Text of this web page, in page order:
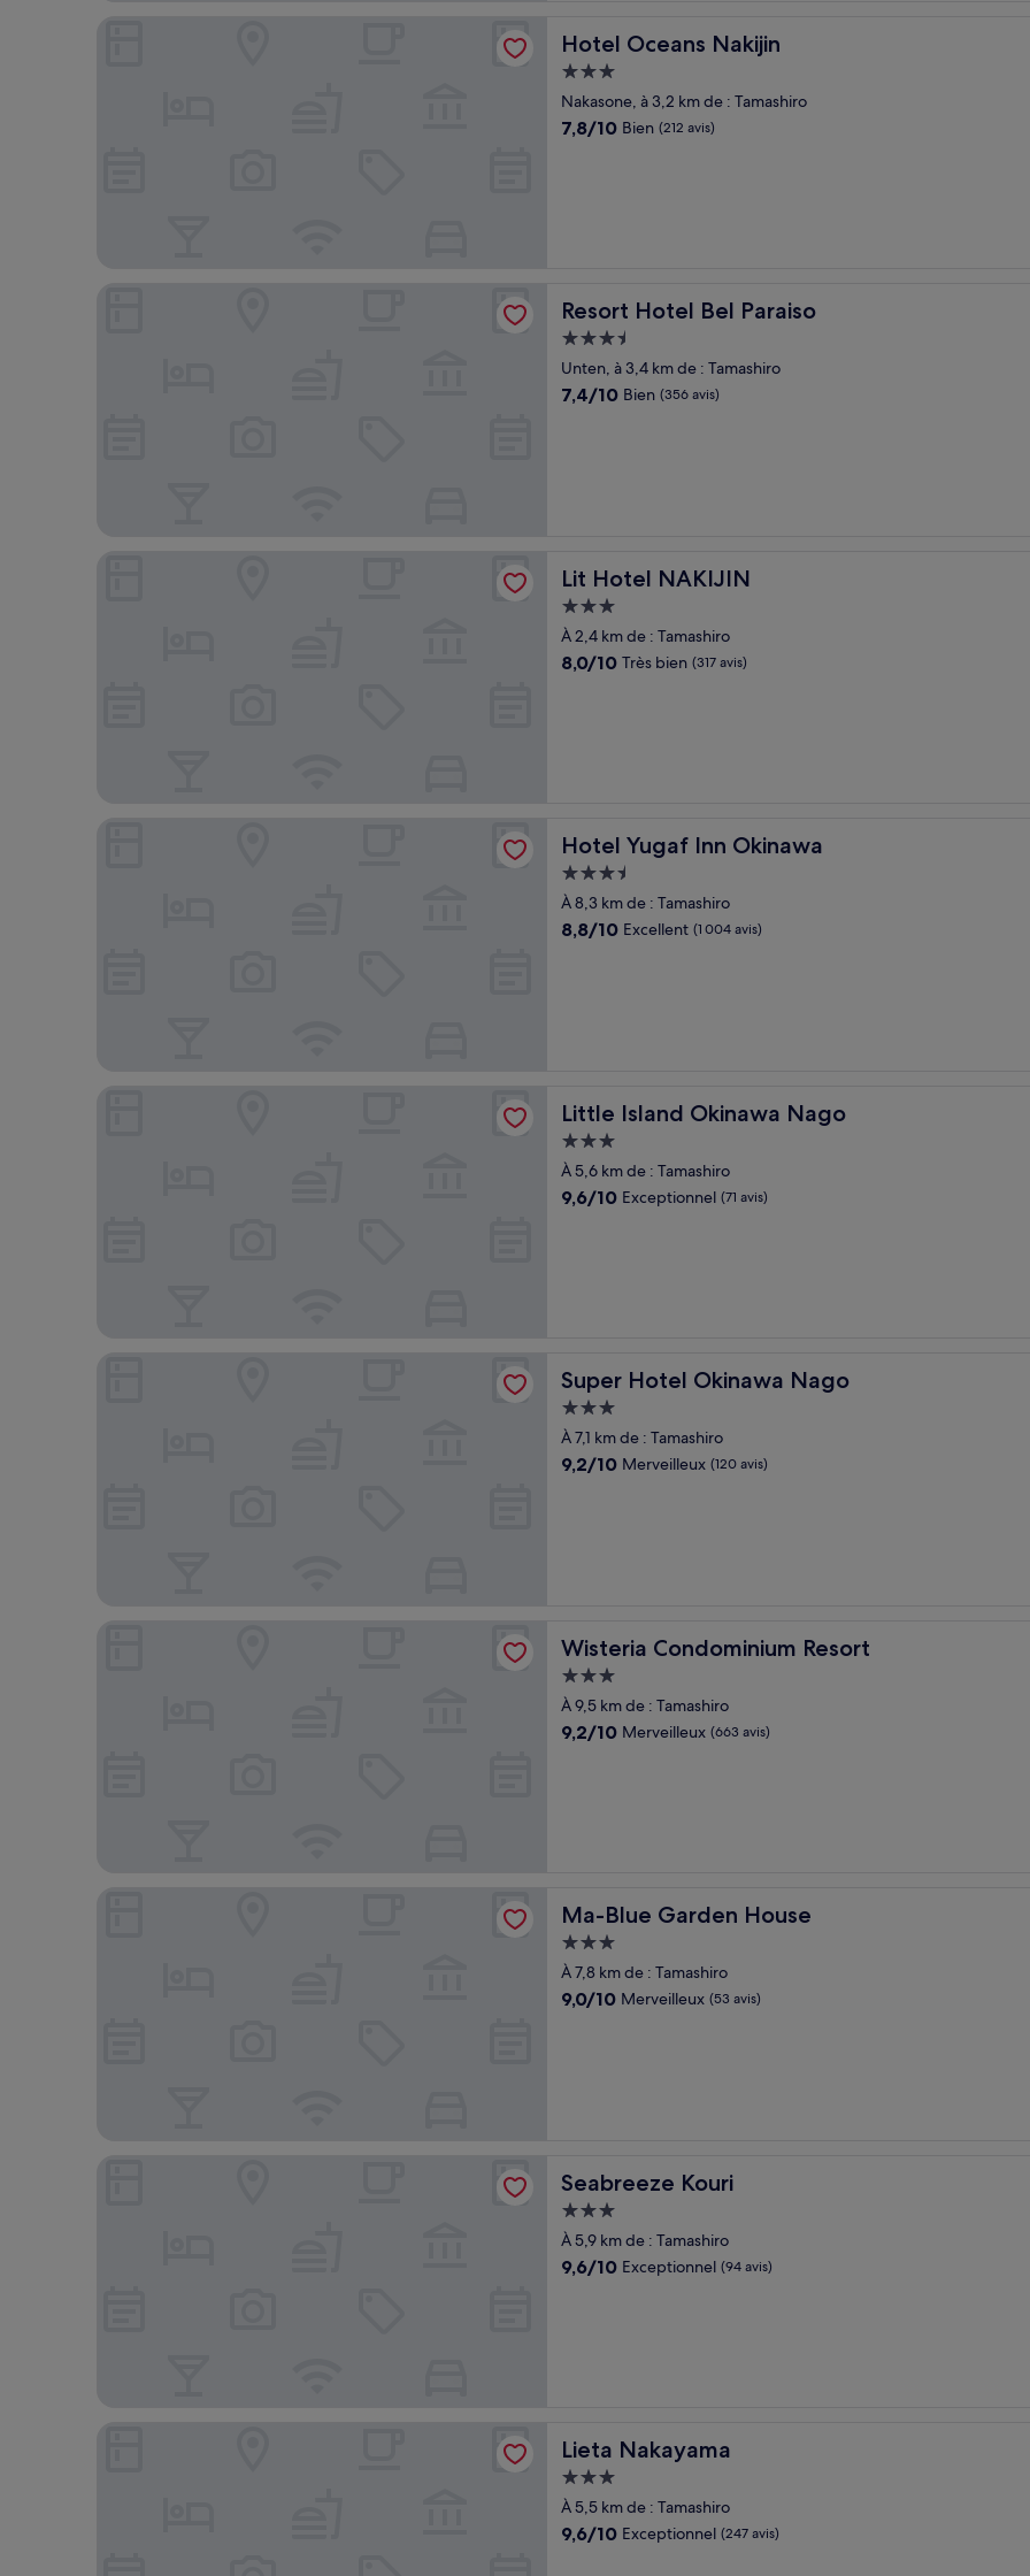
Hotel Oceans Nakijin
Hotel Oceans Nakijin
Hébergement
3.0 étoiles
Nakasone, à 3,2 km de : Tamashiro
7.8
7,8/10 Bien (212 avis)
Hotel Oceans Nakijin
Resort Hotel Bel Paraiso
Resort Hotel Bel Paraiso
Hébergement
3.5 étoiles
Unten, à 3,4 km de : Tamashiro
7.4
7,4/10 Bien (356 avis)
Lit Hotel NAKIJIN
Lit Hotel NAKIJIN
Hébergement
3.0 étoiles
À 2,4 km de : Tamashiro
8.0
8,0/10 Très bien (317 avis)
Lit Hotel NAKIJIN
Hotel Yugaf Inn Okinawa
Hotel Yugaf Inn Okinawa
Hébergement
3.5 étoiles
À 8,3 km de : Tamashiro
8.8
8,8/10 Excellent (1 004 avis)
Little Island Okinawa Nago
Little Island Okinawa Nago
Hébergement
3.0 étoiles
À 5,6 km de : Tamashiro
9.6
9,6/10 Exceptionnel (71 avis)
Little Island Okinawa Nago
Super Hotel Okinawa Nago
Super Hotel Okinawa Nago
Hébergement
3.0 étoiles
À 7,1 km de : Tamashiro
9.2
9,2/10 Merveilleux (120 avis)
Wisteria Condominium Resort
Wisteria Condominium Resort
Hébergement
3.0 étoiles
À 9,5 km de : Tamashiro
9.2
9,2/10 Merveilleux (663 avis)
Wisteria Condominium Resort
Ma-Blue Garden House
Ma-Blue Garden House
Hébergement
3.0 étoiles
À 7,8 km de : Tamashiro
9.0
9,0/10 Merveilleux (53 avis)
Seabreeze Kouri
Seabreeze Kouri
Hébergement
3.0 étoiles
À 5,9 km de : Tamashiro
9.6
9,6/10 Exceptionnel (94 avis)
Seabreeze Kouri
Lieta Nakayama
Lieta Nakayama
Hébergement
3.0 étoiles
À 5,5 km de : Tamashiro
9.6
9,6/10 Exceptionnel (247 avis)